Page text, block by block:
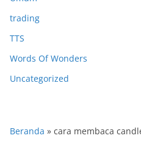
trading
TTS
Words Of Wonders
Uncategorized
Beranda » cara membaca